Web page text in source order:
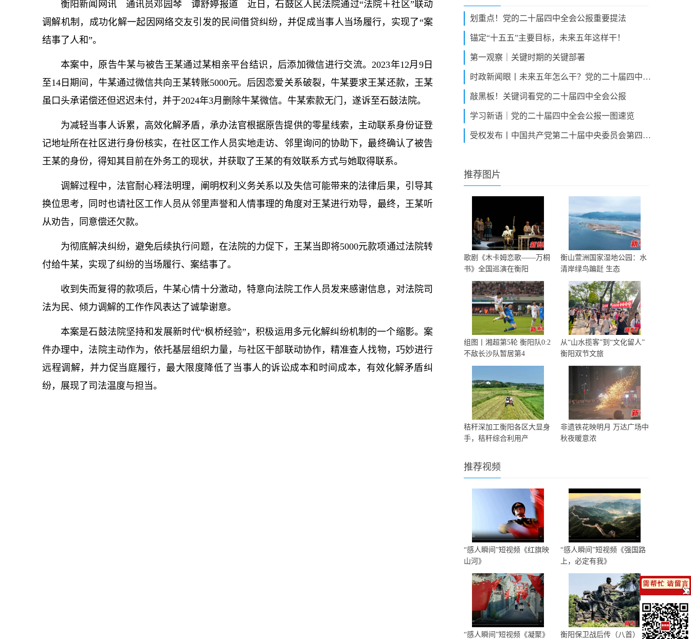
衡阳新闻网讯 通讯员邓园琴 谭舒婷报道 近日，石鼓区人民法院通过“法院＋社区”联动
调解机制，成功化解一起因网络交友引发的民间借贷纠纷，并促成当事人当场履行，实现了“案
结事了人和”。
本案中，原告牛某与被告王某通过某相亲平台结识，后添加微信进行交流。2023年12月9日
至14日期间，牛某通过微信共向王某转账5000元。后因恋爱关系破裂，牛某要求王某还款，王某
虽口头承诺偿还但迟迟未付，并于2024年3月删除牛某微信。牛某索款无门，遂诉至石鼓法院。
为减轻当事人诉累，高效化解矛盾，承办法官根据原告提供的零星线索，主动联系身份证登
记地址所在社区进行身份核实，在社区工作人员实地走访、邻里询问的协助下，最终确认了被告
王某的身份，得知其目前在外务工的现状，并获取了王某的有效联系方式与她取得联系。
调解过程中，法官耐心释法明理，阐明权利义务关系以及失信可能带来的法律后果，引导其
换位思考，同时也请社区工作人员从邻里声誉和人情事理的角度对王某进行劝导，最终，王某听
从劝告，同意偿还欠款。
为彻底解决纠纷，避免后续执行问题，在法院的力促下，王某当即将5000元款项通过法院转
付给牛某，实现了纠纷的当场履行、案结事了。
收到失而复得的款项后，牛某心情十分激动，特意向法院工作人员发来感谢信息，对法院司
法为民、倾力调解的工作作风表达了诚挚谢意。
本案是石鼓法院坚持和发展新时代“枫桥经验”，积极运用多元化解纠纷机制的一个缩影。案
件办理中，法院主动作为，依托基层组织力量，与社区干部联动协作，精准查人找物，巧妙进行
远程调解，并力促当庭履行，最大限度降低了当事人的诉讼成本和时间成本，有效化解矛盾纠
纷，展现了司法温度与担当。
划重点！党的二十届四中全会公报重要提法
锚定“十五五”主要目标，未来五年这样干！
第一观察｜关键时期的关键部署
时政新闻眼丨未来五年怎么干？党的二十届四中全会擘画发展蓝图
敲黑板！关键词看党的二十届四中全会公报
学习新语｜党的二十届四中全会公报一图速览
受权发布丨中国共产党第二十届中央委员会第四次全体会议公报
推荐图片
歌剧《木卡姆恋歌——万桐
书》全国巡演在衡阳
衡山萱洲国家湿地公园：水
清岸绿鸟蹁跹 生态
组图丨湘超第5轮 衡阳队0:2
不敌长沙队暂居第4
从“山水揽客”到“文化留人”
衡阳双节文旅
秸秆深加工衡阳各区大显身
手，秸秆综合利用产
非遗铁花映明月 万达广场中
秋夜暖意浓
推荐视频
“感人瞬间”短视频《红旗映
山河》
“感人瞬间”短视频《强国路
上，必定有我》
“感人瞬间”短视频《凝聚》 衡阳保卫战后传（八首）